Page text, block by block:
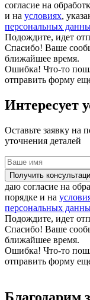
согласие на
и на условиях,
персональных
Подождите, идет
Спасибо! Ваше
ближайшее время.
Ошибка! Что-то
отправить форму
Интересует
Оставьте заявку на
уточнения деталей
Получить
даю согласие на
порядке и на
персональных
Подождите, идет
Спасибо! Ваше
ближайшее время.
Ошибка! Что-то
отправить форму
Благодарим